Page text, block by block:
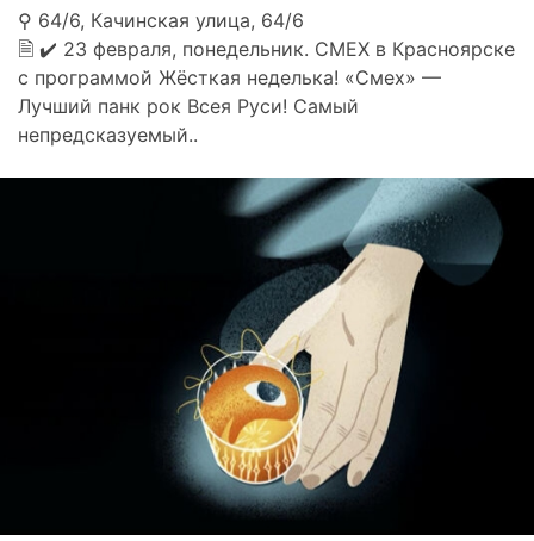
⚲ 64/6, Качинская улица, 64/6
🗎 ✔ 23 февраля, понедельник. СМЕХ в Красноярске
с программой Жёсткая неделька! «Смех» —
Лучший панк рок Всея Руси! Самый
непредсказуемый..